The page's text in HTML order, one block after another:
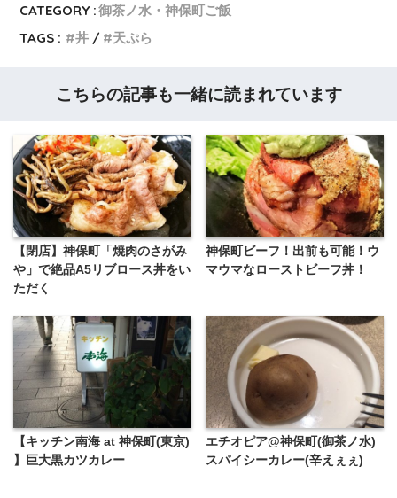
CATEGORY :御茶ノ水・神保町ご飯
TAGS :
丼 天ぷら
こちらの記事も一緒に読まれています
【閉店】神保町「焼肉のさがみ
や」で絶品A5リブロース丼をい
ただく
神保町ビーフ！出前も可能！ウ
マウマなローストビーフ丼！
【キッチン南海 at 神保町(東京)
】巨大黒カツカレー
エチオピア@神保町(御茶ノ水)
スパイシーカレー(辛えぇぇ)